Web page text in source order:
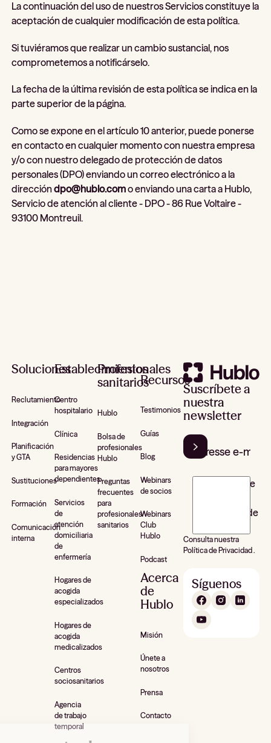
La continuación del uso de nuestros Servicios constituye la
aceptación de cualquier modificación de esta política.
Si tuviéramos que realizar un cambio sustancial, nos
comprometemos a notificárselo.
La fecha de la última revisión de esta política se indica en la
parte superior de la página.
Como se expone en el artículo 10 anterior, puede ponerse
en contacto en cualquier momento con nuestra empresa
y/o con nuestro delegado de protección de datos
personales (DPO) enviando un correo electrónico a la
direccióndpo@hublo.como enviando una carta a Hublo,
Servicio de atención al cliente - DPO - 86 Rue Voltaire -
93100 Montreuil.
Soluciones
Reclutamiento
Integración
Planificación
y GTA
Sustituciones
Formación
Comunicación
interna
Establecimientos
Centro
hospitalario
Clínica
Residencias
para mayores
dependientes
Servicios
de
atención
domiciliaria
de
enfermería
Hogares de
acogida
especializados
Hogares de
acogida
medicalizados
Centros
sociosanitarios
Agencia
de trabajo
temporal
Profesionales
sanitarios
Hublo
Bolsa de
profesionales
Hublo
Preguntas
frecuentes
para
profesionales
sanitarios
Recursos
Testimonios
Guías
Blog
Webinars
de socios
Webinars
Club
Hublo
Podcast
Acerca
de
Hublo
Misión
Únete a
nosotros
Prensa
Contacto
Suscríbete a
nuestra
newsletter
J’accepte de
newsletter de
Consulta nuestra
Política de Privacidad .
Síguenos